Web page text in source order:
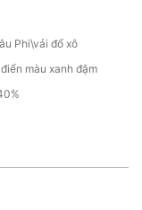
Phi\vải đổ xô
màu xanh đậm